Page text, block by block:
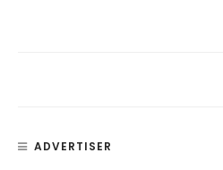
ADVERTISER